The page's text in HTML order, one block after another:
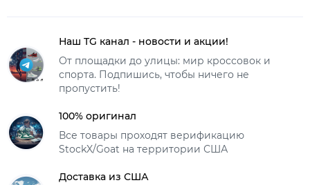
Наш TG канал - новости и акции!
От площадки до улицы: мир кроссовок и
спорта. Подпишись, чтобы ничего не
пропустить!
100% оригинал
Все товары проходят верификацию
StockX/Goat на территории США
Доставка из США